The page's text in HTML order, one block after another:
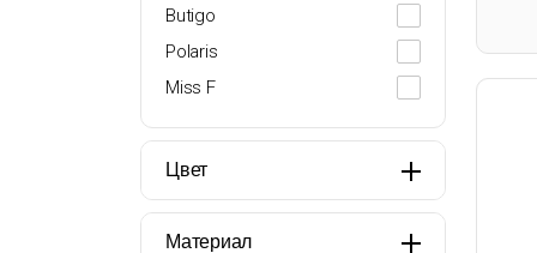
Butigo
Polaris
Miss F
Цвет
Материал